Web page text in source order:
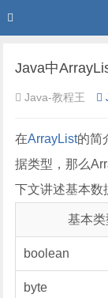
Java中
Java-教程王
在ArrayList的简
据类型，那么
下文讲述基本数
基本类
boolean
byte